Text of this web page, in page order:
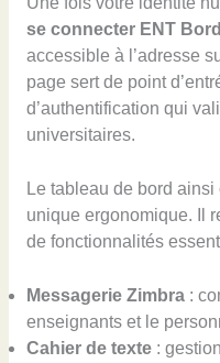
se connecter ENT
accessible à l’adresse
page sert de point
d’authentification qui
universitaires.
Le tableau de bord
unique ergonomique. Il
de fonctionnalités
Messagerie Zimbra:
enseignants et le
Cahier de texte: